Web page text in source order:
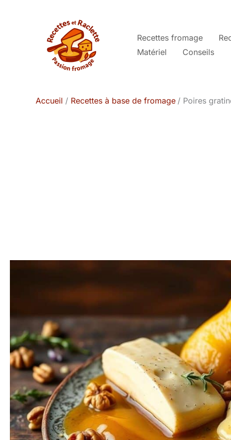
Recettes fromage
Matériel
Conseils
Accueil Recettes à base de fromage Poires